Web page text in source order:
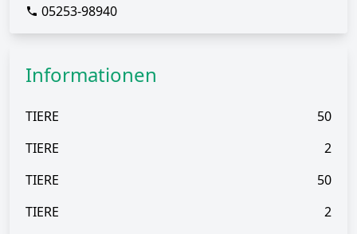
05253-98940
Informationen
TIERE
50
TIERE
2
TIERE
50
TIERE
2